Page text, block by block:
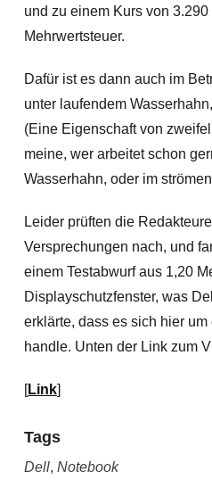
und zu einem Kurs von
Mehrwertsteuer.
Dafür ist es dann auch im
unter laufendem
(Eine Eigenschaft von
meine, wer arbeitet schon
Wasserhahn, oder im
Leider prüften die
Versprechungen nach, und
einem Testabwurf aus 1,20
Displayschutzfenster, was
erklärte, dass es sich hier um
handle. Unten der Link zum
[Link]
Tags
Dell, Notebook